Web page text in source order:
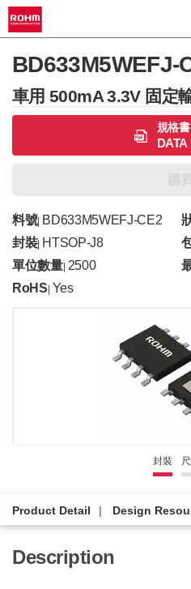
BD633M5WEFJ-
車用 500mA 3.3V 固定
規格書
DATA
購
料號| BD633M5WEFJ-CE2
封裝| HTSOP-J8
單位數量| 2500
RoHS Yes
封裝
Product Detail Design
Description